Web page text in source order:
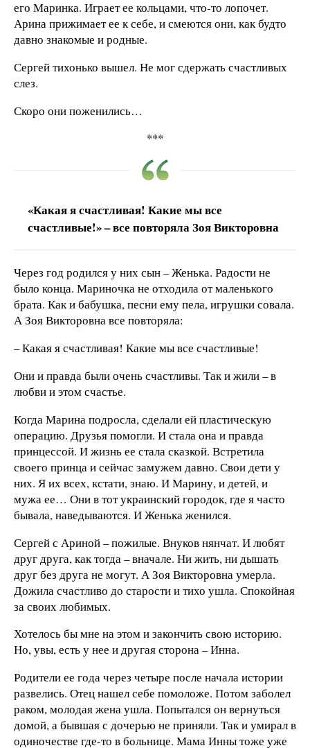
его Маринка. Играет ее кольцами, что-то лопочет.
Арина прижимает ее к себе, и смеются они, как будто
давно знакомые и родные.
Сергей тихонько вышел. Не мог сдержать счастливых
слез.
Скоро они поженились…
***
«Какая я счастливая! Какие мы все
счастливые!» – все повторяла Зоя Викторовна
Через год родился у них сын – Женька. Радости не
было конца. Мариночка не отходила от маленького
брата. Как и бабушка, песни ему пела, игрушки совала.
А Зоя Викторовна все повторяла:
– Какая я счастливая! Какие мы все счастливые!
Они и правда были очень счастливы. Так и жили – в
любви и этом счастье.
Когда Марина подросла, сделали ей пластическую
операцию. Друзья помогли. И стала она и правда
принцессой. И жизнь ее стала сказкой. Встретила
своего принца и сейчас замужем давно. Свои дети у
них. Я их всех, кстати, знаю. И Марину, и детей, и
мужа ее… Они в тот украинский городок, где я часто
бывала, наведываются. И Женька женился.
Сергей с Ариной – пожилые. Внуков нянчат. И любят
друг друга, как тогда – вначале. Ни жить, ни дышать
друг без друга не могут. А Зоя Викторовна умерла.
Дожила счастливо до старости и тихо ушла. Спокойная
за своих любимых.
Хотелось бы мне на этом и закончить свою историю.
Но, увы, есть у нее и другая сторона – Инна.
Родители ее года через четыре после начала истории
развелись. Отец нашел себе помоложе. Потом заболел
раком, молодая жена ушла. Попытался он вернуться
домой, а бывшая с дочерью не приняли. Так и умирал в
одиночестве где-то в больнице. Мама Инны тоже уже